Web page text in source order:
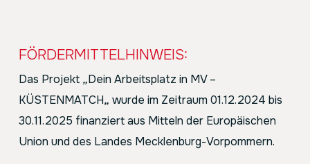
FÖRDERMITTELHINWEIS:
Das Projekt „Dein Arbeitsplatz in MV –
KÜSTENMATCH„ wurde im Zeitraum 01.12.2024 bis
30.11.2025 finanziert aus Mitteln der Europäischen
Union und des Landes Mecklenburg-Vorpommern.